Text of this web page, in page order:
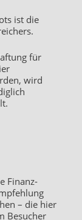
ist die
für
wird
Finanz-
– die hier
Besucher